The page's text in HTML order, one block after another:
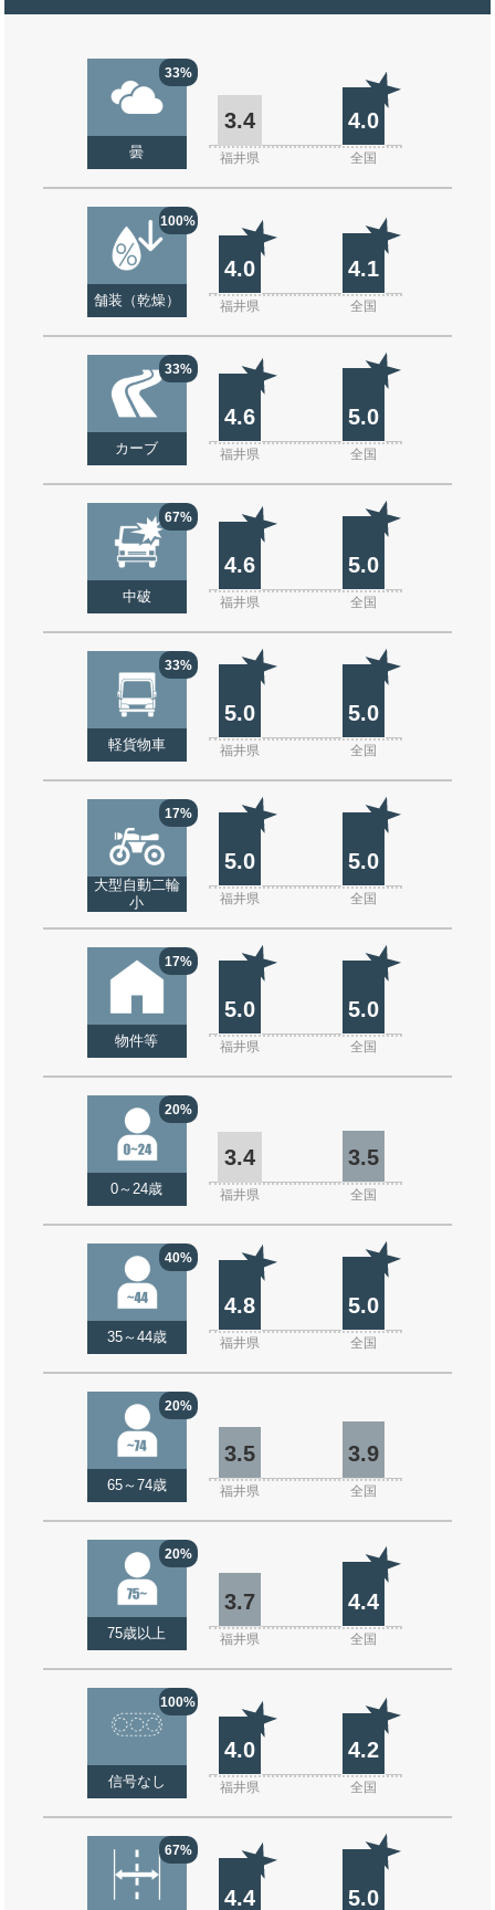
33%
曇
3.4 4.0
福井県 全国
100%
舗装（乾燥）
4.0 4.1
福井県 全国
33%
カーブ
4.6 5.0
福井県 全国
67%
中破
4.6 5.0
福井県 全国
33%
軽貨物車
5.0 5.0
福井県 全国
17%
大型自動二輪
小
5.0 5.0
福井県 全国
17%
物件等
5.0 5.0
福井県 全国
20%
0～24歳
3.4 3.5
福井県 全国
40%
35～44歳
4.8 5.0
福井県 全国
20%
65～74歳
3.5 3.9
福井県 全国
20%
75歳以上
3.7 4.4
福井県 全国
100%
信号なし
4.0 4.2
福井県 全国
67%
4.4 5.0